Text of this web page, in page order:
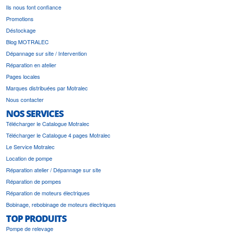
Ils nous font confiance
Promotions
Déstockage
Blog MOTRALEC
Dépannage sur site / Intervention
Réparation en atelier
Pages locales
Marques distribuées par Motralec
Nous contacter
NOS SERVICES
Télécharger le Catalogue Motralec
Télécharger le Catalogue 4 pages Motralec
Le Service Motralec
Location de pompe
Réparation atelier / Dépannage sur site
Réparation de pompes
Réparation de moteurs électriques
Bobinage, rebobinage de moteurs électriques
TOP PRODUITS
Pompe de relevage